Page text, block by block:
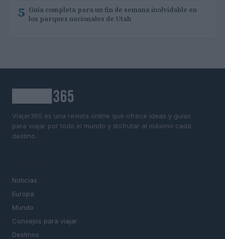
5 Guía completa para un fin de semana inolvidable en
los parques nacionales de Utah
Viajar365 es una revista online que ofrece ideas y guías
para viajar por todo el mundo y disfrutar al máximo cada
destino.
Noticias
Europa
Mundo
Consejos para viajar
Destinos